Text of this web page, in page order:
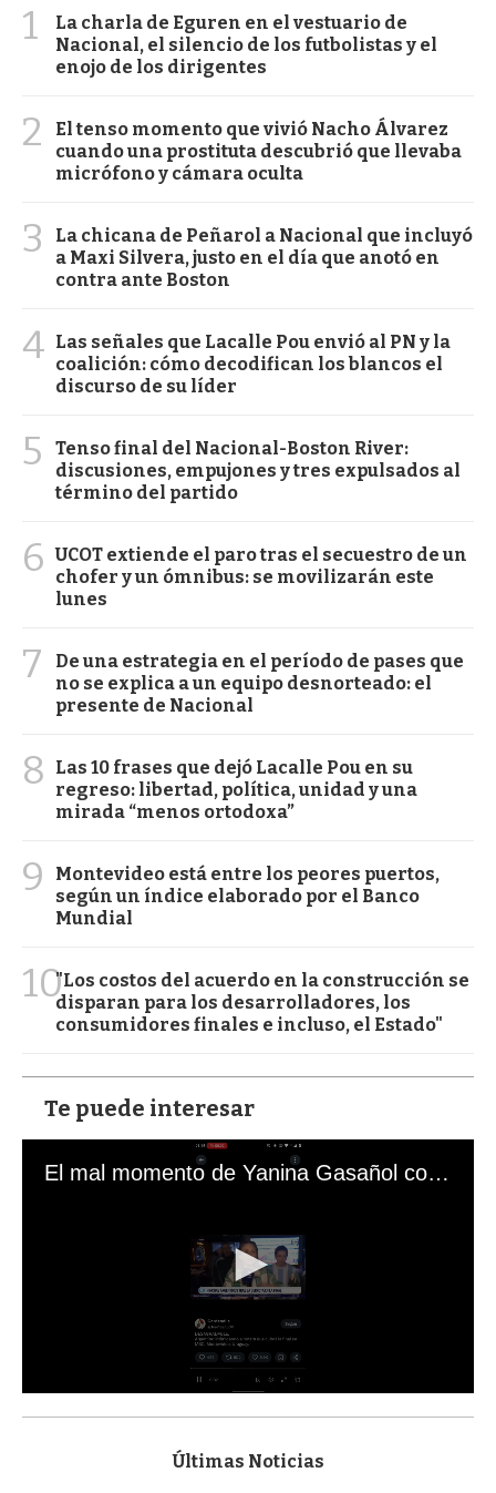
1
La charla de Eguren en el vestuario de
Nacional, el silencio de los futbolistas y el
enojo de los dirigentes
2
El tenso momento que vivió Nacho Álvarez
cuando una prostituta descubrió que llevaba
micrófono y cámara oculta
3
La chicana de Peñarol a Nacional que incluyó
a Maxi Silvera, justo en el día que anotó en
contra ante Boston
4 Las señales que Lacalle Pou envió al PN y la
coalición: cómo decodifican los blancos el
discurso de su líder
5
Tenso final del Nacional-Boston River:
discusiones, empujones y tres expulsados al
término del partido
6 UCOT extiende el paro tras el secuestro de un
chofer y un ómnibus: se movilizarán este
lunes
7
De una estrategia en el período de pases que
no se explica a un equipo desnorteado: el
presente de Nacional
8
Las 10 frases que dejó Lacalle Pou en su
regreso: libertad, política, unidad y una
mirada “menos ortodoxa”
9
Montevideo está entre los peores puertos,
según un índice elaborado por el Banco
Mundial
10"Los costos del acuerdo en la construcción se
disparan para los desarrolladores, los
consumidores finales e incluso, el Estado"
Te puede interesar
El mal momento de Yanina Gasañol con un hincha argentino en "Subrayado"
s
Últimas Noticias